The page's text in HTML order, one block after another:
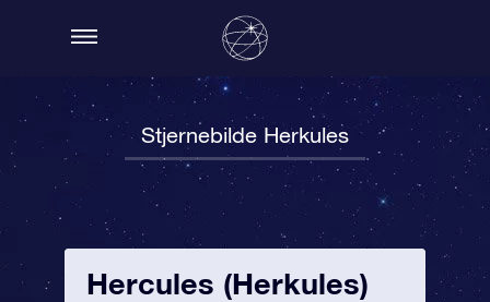
Stjernebilde Herkules
Hercules (Herkules)